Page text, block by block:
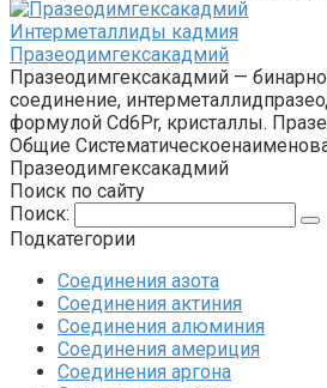
Интерметаллиды кадмия‎
Празеодимгексакадмий
Празеодимгексакадмий —
соединение,
формулой Cd6Pr, кристаллы.
Общие
Празеодимгексакадмий
Поиск по сайту
Поиск:
Подкатегории
Соединения азота
Соединения актиния
Соединения алюминия‎
Соединения америция‎
Соединения аргона‎